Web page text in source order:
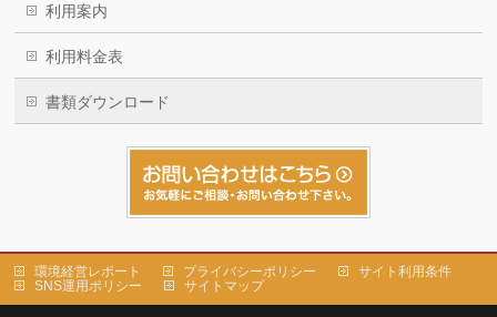
利用案内
利用料金表
書類ダウンロード
環境経営レポート プライバシーポリシー
サイト利用条件
SNS運用ポリシー
サイトマップ